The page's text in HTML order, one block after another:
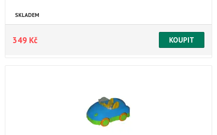
SKLADEM
349 Kč